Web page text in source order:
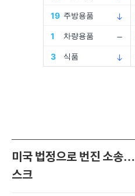
미국 법정으로 번진 소송…
스크